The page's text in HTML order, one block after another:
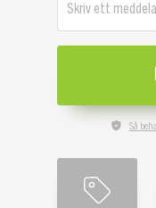
Skriv ett
Så